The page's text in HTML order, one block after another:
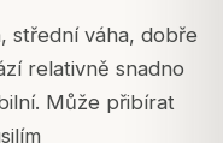
střední váha, dobře
relativně snadno
Může přibírat